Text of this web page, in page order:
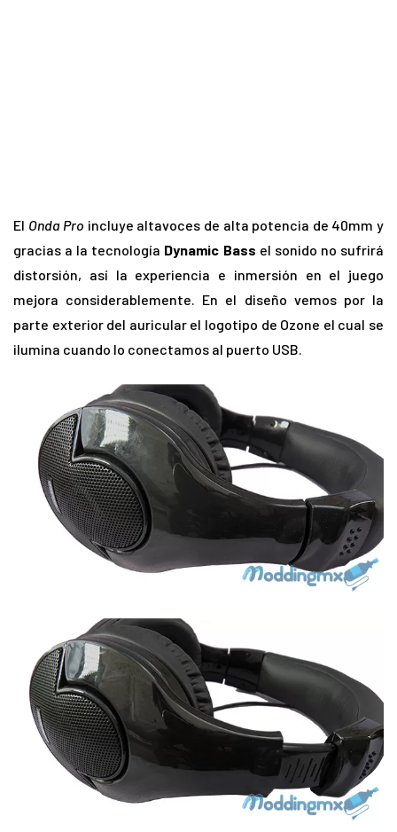
El Onda Pro incluye altavoces de alta potencia de 40mm y
gracias a la tecnología Dynamic Bass el sonido no sufrirá
distorsión, así la experiencia e inmersión en el juego
mejora considerablemente. En el diseño vemos por la
parte exterior del auricular el logotipo de Ozone el cual se
ilumina cuando lo conectamos al puerto USB.